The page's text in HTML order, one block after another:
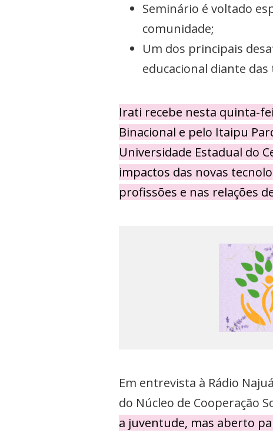
Seminário é voltado
comunidade;
Um dos principais
educacional diante
Irati recebe nesta quinta-
Binacional e pelo Itaipu
Universidade Estadual do
impactos das novas
profissões e nas relações
Em entrevista à Rádio
do Núcleo de Cooperação
a juventude, mas aberto